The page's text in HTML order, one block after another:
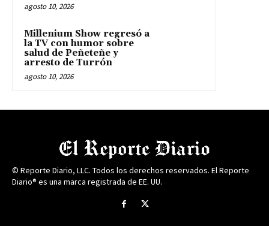
agosto 10, 2026
Millenium Show regresó a
la TV con humor sobre
salud de Peñeteñe y
arresto de Turrón
agosto 10, 2026
© Reporte Diario, LLC. Todos los derechos reservados. El Reporte
Diario® es una marca registrada de EE. UU.